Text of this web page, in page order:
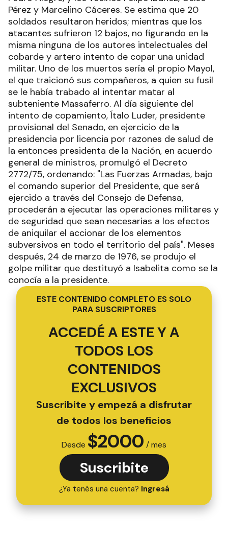
Pérez y Marcelino Cáceres. Se estima que 20
soldados resultaron heridos; mientras que los
atacantes sufrieron 12 bajos, no figurando en la
misma ninguna de los autores intelectuales del
cobarde y artero intento de copar una unidad
militar. Uno de los muertos sería el propio Mayol,
el que traicionó sus compañeros, a quien su fusil
se le había trabado al intentar matar al
subteniente Massaferro. Al día siguiente del
intento de copamiento, Ítalo Luder, presidente
provisional del Senado, en ejercicio de la
presidencia por licencia por razones de salud de
la entonces presidenta de la Nación, en acuerdo
general de ministros, promulgó el Decreto
2772/75, ordenando: "Las Fuerzas Armadas, bajo
el comando superior del Presidente, que será
ejercido a través del Consejo de Defensa,
procederán a ejecutar las operaciones militares y
de seguridad que sean necesarias a los efectos
de aniquilar el accionar de los elementos
subversivos en todo el territorio del país". Meses
después, 24 de marzo de 1976, se produjo el
golpe militar que destituyó a Isabelita como se la
conocía a la presidente.
ESTE CONTENIDO COMPLETO ES SOLO
PARA SUSCRIPTORES
ACCEDÉ A ESTE Y A
TODOS LOS
CONTENIDOS
EXCLUSIVOS
Suscribite y empezá a disfrutar
de todos los beneficios
Desde $2000 / mes
Suscribite
¿Ya tenés una cuenta? Ingresá